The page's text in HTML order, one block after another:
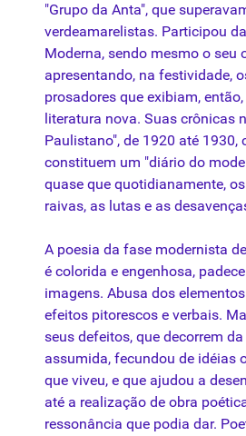
"Grupo da Anta", que
verdeamarelistas. Participou
Moderna, sendo mesmo o seu
apresentando, na festividade,
prosadores que exibiam,
literatura nova. Suas crônicas
Paulistano", de 1920 até 1930,
constituem um "diário do
quase que quotidianamente,
raivas, as lutas e as
A poesia da fase modernista
é colorida e engenhosa,
imagens. Abusa dos
efeitos pitorescos e verbais.
seus defeitos, que decorrem
assumida, fecundou de idéias
que viveu, e que ajudou a
até a realização de obra
ressonância que podia dar.